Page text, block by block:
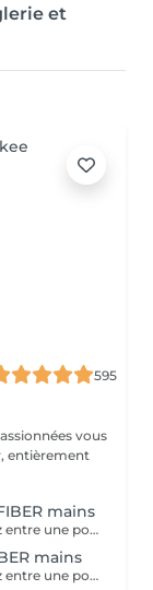
et
595
vous
entièrement
mains
Nouvelle technologie, Microfiber! Vous hésitez entre une pose de vernis permanent et la manucure gel ? Vos ongles sont cassants, mous, rongés et fragilisés par les poses du gel ou du semi-permanent ? Vous ne parvenez pas à garder une jolie longueur ? Contrairement au gel semi-permanent, le BIAB est dépourvu d'actifs chimiques susceptibles d'abîmer les ongles et est certifié vegan et cruelty-free. Découvrez votre nouvelle manucure chouchou: Le BIAB. Un traitement sain et efficace pour renforcer vos ongles et leur offrir une nouvelle santé! Enrichi en fibres synthétiques pour la résistance et la flexibilité, en vitamine E et calcium pour les soigner, le BIAB vous apporte une très bonne adhérence même sur les ongles difficiles. Grâce à sa couche de base extra forte et durable, le BIAB vous apportera une tenue de 3 à 4 semaines.
mains
Nouvelle technologie, Microfiber! Vous hésitez entre une pose de vernis permanent et la manucure gel ? Vos ongles sont cassants, mous, rongés et fragilisés par les poses du gel ou du semi-permanent ? Vous ne parvenez pas à garder une jolie longueur ? Contrairement au gel semi-permanent, le BIAB est dépourvu d'actifs chimiques susceptibles d'abîmer les ongles et est certifié vegan et cruelty-free. Découvrez votre nouvelle manucure chouchou: Le BIAB. Un traitement sain et efficace pour renforcer vos ongles et leur offrir une nouvelle santé! Enrichi en fibres synthétiques pour la résistance et la flexibilité, en vitamine E et calcium pour les soigner, le BIAB vous apporte une très bonne adhérence même sur les ongles difficiles. Grâce à sa couche de base extra forte et durable, le BIAB vous apportera une tenue de 3 à 4 semaines.